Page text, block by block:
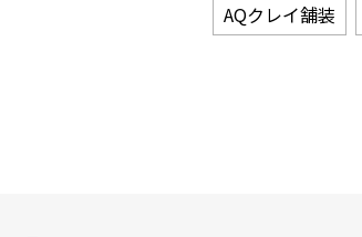
AQクレイ舗装